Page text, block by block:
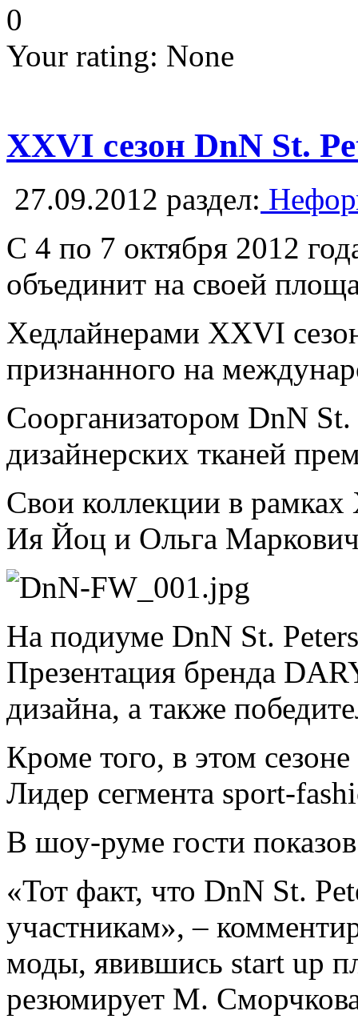
0
Your rating: None
XXVI сезон DnN St.
27.09.2012 раздел:
C 4 по 7 октября 2012
объединит на своей
Хедлайнерами XXVI
признанного на
Соорганизатором DnN
дизайнерских тканей
Свои коллекции в рамках
Ия Йоц и Ольга
На подиуме DnN St.
Презентация бренда
дизайна, а также
Кроме того, в этом
Лидер сегмента sport-
В шоу-руме гости
«Тот факт, что DnN St.
участникам», –
моды, явившись start up
резюмирует М.